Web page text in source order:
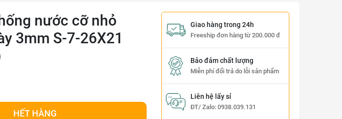
nước cỡ nhỏ
3mm S-7-26X21
HẾT HÀNG
Giao hàng trong 24h
Freeship đơn hàng từ 200.000 đ
Bảo đảm chất lượng
Miễn phí đổi trả do lỗi sản phẩm
Liên hệ lấy sỉ
ĐT/ Zalo: 0938.039.131